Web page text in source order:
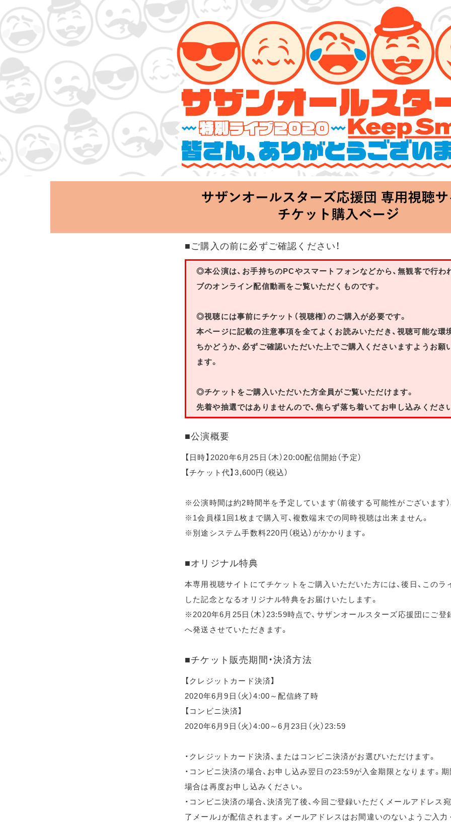
サザンオールスターズ 特別ライブ 2020
「Keep Smilin’～皆さん、ありがとうございます!!～」
2020.06.25 Thu 20:00 Start at 横浜アリーナ
■ご購入の前に必ずご確認ください！
◎本公演は、お手持ちのPCやスマートフォンなどから、無観客で行わ
ブのオンライン配信動画をご覧いただくものです。
◎視聴には事前にチケット（視聴権）のご購入が必要です。
本ページに記載の注意事項を全てよくお読みいただき、視聴可能な環
ちかどうか、必ずご確認いただいた上でご購入くださいますようお願
ます。
◎チケットをご購入いただいた方全員がご覧いただけます。
先着や抽選ではありませんので、焦らず落ち着いてお申し込みくださ
■公演概要
【日時】2020年6月25日（木）20:00配信開始（予定）
【チケット代】3,600円（税込）
※公演時間は約2時間半を予定しています（前後する可能性がございます）
※1会員様1回1枚まで購入可、複数端末での同時視聴は出来ません。
※別途システム手数料220円（税込）がかかります。
■オリジナル特典
本専用視聴サイトにてチケットをご購入いただいた方には、後日、このラ
した記念となるオリジナル特典をお届けいたします。
※2020年6月25日（木）23:59時点で、サザンオールスターズ応援団にご登
へ発送させていただきます。
■チケット販売期間・決済方法
【クレジットカード決済】
2020年6月9日（火）4:00～配信終了時
【コンビニ決済】
2020年6月9日（火）4:00～6月23日（火）23:59
・クレジットカード決済、またはコンビニ決済がお選びいただけます。
・コンビニ決済の場合、お申し込み翌日の23:59が入金期限となります。
場合は再度お申し込みください。
・コンビニ決済の場合、決済完了後、今回ご登録いただくメールアドレス
了メール」が配信されます。メールアドレスはお間違いのないようご入力